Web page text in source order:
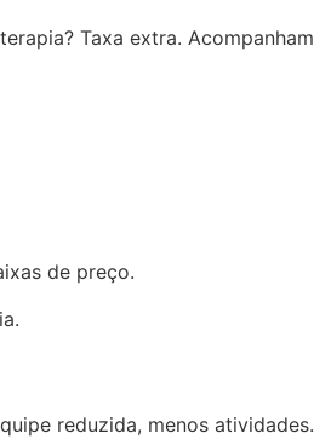
Taxa extra.
de preço.
reduzida, menos atividades.